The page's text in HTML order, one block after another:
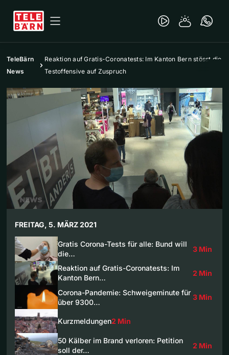
TeleBärn
News
Reaktion auf Gratis-Coronatests: Im Kanton Bern stösst die
Testoffensive auf Zuspruch
FREITAG, 5. MÄRZ 2021
Gratis Corona-Tests für alle: Bund will
die…
3 Min
Reaktion auf Gratis-Coronatests: Im
Kanton Bern…
2 Min
Corona-Pandemie: Schweigeminute für
über 9300…
3 Min
Kurzmeldungen2 Min
50 Kälber im Brand verloren: Petition
soll der…
2 Min